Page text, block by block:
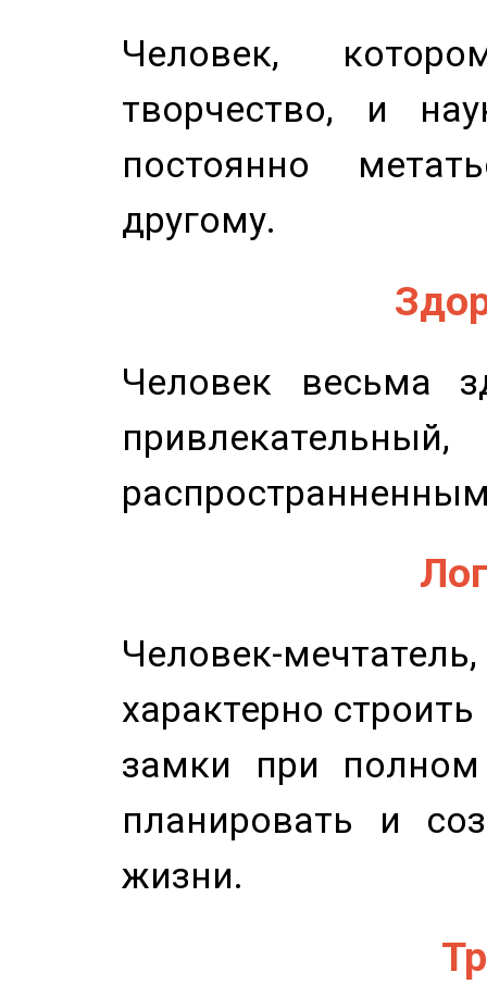
Человек,
творчество, и
постоянно
другому.
Человек весьма
Человек-
характерно
замки при полном
планировать и
жизни.